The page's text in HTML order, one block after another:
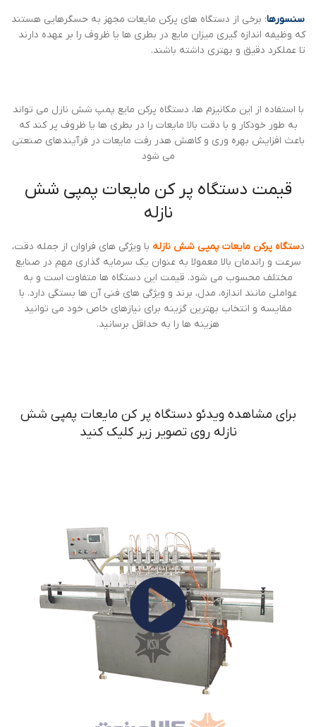
سنسورها: برخی از دستگاه های پرکن مایعات مجهز به حسگرهایی هستند
که وظیفه اندازه گیری میزان مایع در بطری ها یا ظروف را بر عهده دارند
تا عملکرد دقیق و بهتری داشته باشند.
با استفاده از این مکانیزم ها، دستگاه پرکن مایع پمپ شش نازل می تواند
به طور خودکار و با دقت بالا مایعات را در بطری ها یا ظروف پر کند که
باعث افزایش بهره وری و کاهش هدر رفت مایعات در فرآیندهای صنعتی
می شود
قیمت دستگاه پر کن مایعات پمپی شش
نازله
دستگاه پرکن مایعات پمپی شش نازله با ویژگی های فراوان از جمله دقت،
سرعت و راندمان بالا معمولا به عنوان یک سرمایه گذاری مهم در صنایع
مختلف محسوب می شود. قیمت این دستگاه ها متفاوت است و به
عواملی مانند اندازه، مدل، برند و ویژگی های فنی آن ها بستگی دارد. با
مقایسه و انتخاب بهترین گزینه برای نیازهای خاص خود می توانید
هزینه ها را به حداقل برسانید.
برای مشاهده ویدئو دستگاه پر کن مایعات پمپی شش
نازله روی تصویر زیر کلیک کنید